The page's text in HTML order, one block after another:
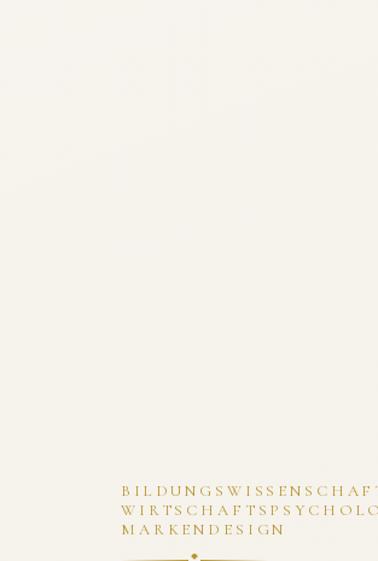
MARKENDESIGN